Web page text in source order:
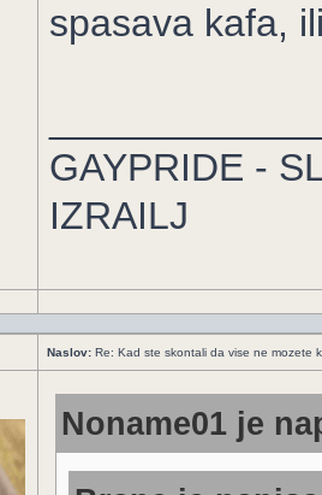
spasava kafa,
GAYPRIDE -
IZRAILJ
Naslov: Re: Kad ste skontali da vise ne mozete
Noname01 je